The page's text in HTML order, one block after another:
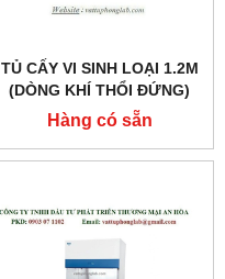
TỦ CẤY VI SINH LOẠI 1.2M
(DÒNG KHÍ THỔI ĐỨNG)
MODEL: LVC-4A1
Hàng có sẵn